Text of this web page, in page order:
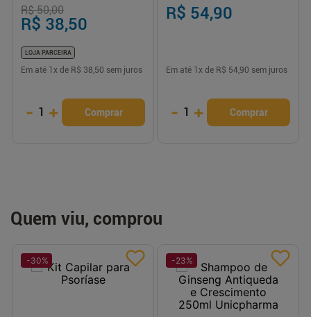
R$ 50,00
R$ 38,50
LOJA PARCEIRA
Em até 1 x de R$ 38,50 sem juros
- 1 + Comprar
R$ 54,90
Em até 1 x de R$ 54,90 sem juros
- 1 + Comprar
Quem viu, comprou
-30% -23%